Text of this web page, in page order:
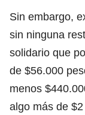
Sin embargo,
sin ninguna
solidario que
de $56.000
menos
algo más de